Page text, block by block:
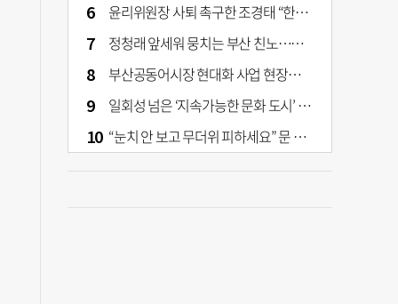
윤리위원장 사퇴 촉구한 조경태 “한동훈 제명 철회해야”
정청래 앞세워 뭉치는 부산 친노…전대 결과가 부산 민주 세력 판도 바꾼다
부산공동어시장 현대화 사업 현장서 오염토 발견
일회성 넘은 ‘지속가능한 문화 도시’ 원동력은 시민 지지 [부산은 열려 있다]
“눈치 안 보고 무더위 피하세요” 문 활짝 연 은행·마트